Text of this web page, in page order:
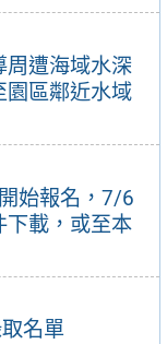
周遭海域水深
園區鄰近水域
始報名，7/6
下載，或至本
名單